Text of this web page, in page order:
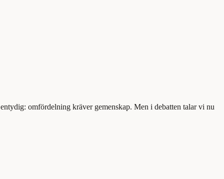
omfördelning kräver gemenskap. Men i debatten talar vi nu